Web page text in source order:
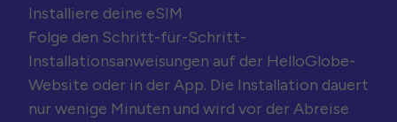
Installiere deine eSIM
Folge den Schritt-für-Schritt-
Installationsanweisungen auf der HelloGlobe-
Website oder in der App. Die Installation dauert
nur wenige Minuten und wird vor der Abreise